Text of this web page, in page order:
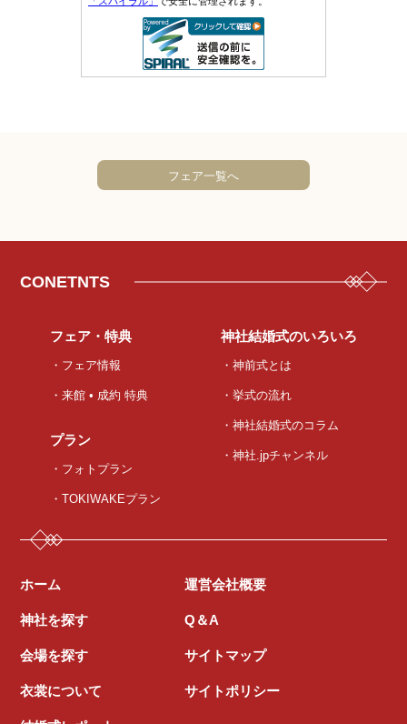
フェア一覧へ
CONETNTS
フェア・特典
・フェア情報
・来館 • 成約 特典
プラン
・フォトプラン
・TOKIWAKEプラン
神社結婚式のいろいろ
・神前式とは
・挙式の流れ
・神社結婚式のコラム
・神社.jpチャンネル
ホーム
神社を探す
会場を探す
衣裳について
運営会社概要
Q＆A
サイトマップ
サイトポリシー